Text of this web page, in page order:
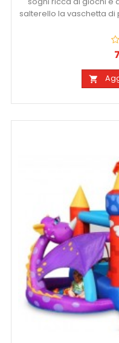
salterello la vaschetta di
